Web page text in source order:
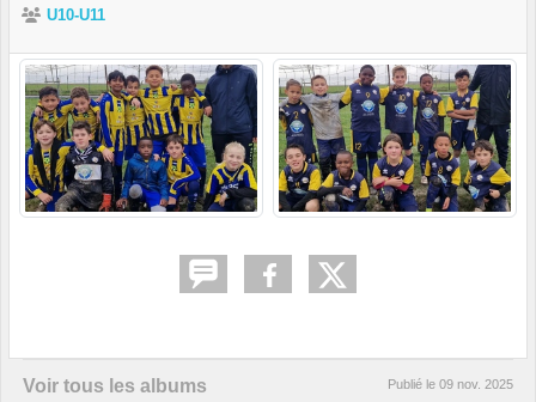
U10-U11
Voir tous les albums
Publié le 09 nov. 2025